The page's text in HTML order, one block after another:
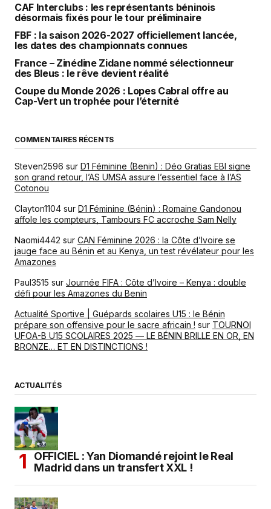
CAF Interclubs : les représentants béninois
désormais fixés pour le tour préliminaire
FBF : la saison 2026-2027 officiellement lancée,
les dates des championnats connues
France – Zinédine Zidane nommé sélectionneur
des Bleus : le rêve devient réalité
Coupe du Monde 2026 : Lopes Cabral offre au
Cap-Vert un trophée pour l’éternité
COMMENTAIRES RÉCENTS
Steven2596 sur D1 Féminine (Benin) : Déo Gratias EBI signe
son grand retour, l’AS UMSA assure l’essentiel face à l’AS
Cotonou
Clayton1104 sur D1 Féminine (Bénin) : Romaine Gandonou
affole les compteurs, Tambours FC accroche Sam Nelly
Naomi4442 sur CAN Féminine 2026 : la Côte d’Ivoire se
jauge face au Bénin et au Kenya, un test révélateur pour les
Amazones
Paul3515 sur Journée FIFA : Côte d’Ivoire – Kenya : double
défi pour les Amazones du Benin
Actualité Sportive | Guépards scolaires U15 : le Bénin
prépare son offensive pour le sacre africain ! sur TOURNOI
UFOA-B U15 SCOLAIRES 2025 — LE BÉNIN BRILLE EN OR, EN
BRONZE… ET EN DISTINCTIONS !
ACTUALITÉS
OFFICIEL : Yan Diomandé rejoint le Real
Madrid dans un transfert XXL !